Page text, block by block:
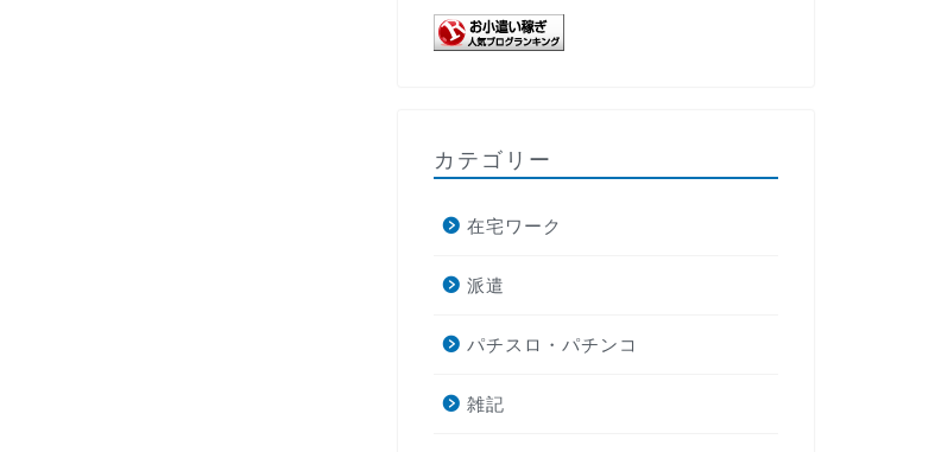
カテゴリー
在宅ワーク
派遣
パチスロ・パチンコ
雑記